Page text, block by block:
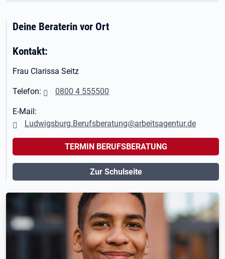
Deine Beraterin vor Ort
Kontakt:
Frau Clarissa Seitz
Telefon: 0800 4 555500
E-Mail:
Ludwigsburg.Berufsberatung@arbeitsagentur.de
TERMIN BERUFSBERATUNG
Zur Schulseite